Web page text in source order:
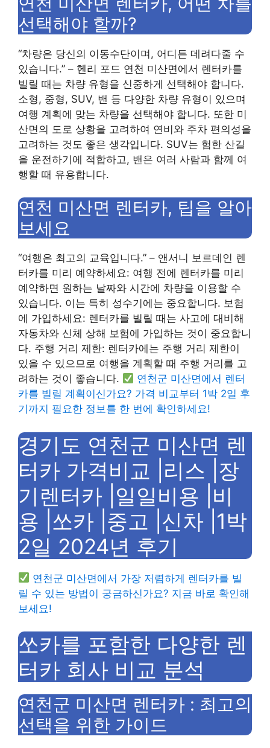
선택해야 할까?
“차량은 당신의 이동수단이며, 어디든 데려다줄 수
있습니다.” – 헨리 포드 연천 미산면에서 렌터카를
빌릴 때는 차량 유형을 신중하게 선택해야 합니다.
소형, 중형, SUV, 밴 등 다양한 차량 유형이 있으며
여행 계획에 맞는 차량을 선택해야 합니다. 또한 미
산면의 도로 상황을 고려하여 연비와 주차 편의성을
고려하는 것도 좋은 생각입니다. SUV는 험한 산길
을 운전하기에 적합하고, 밴은 여러 사람과 함께 여
행할 때 유용합니다.
연천 미산면 렌터카, 팁을 알아
보세요
“여행은 최고의 교육입니다.” – 앤서니 보르데인 렌
터카를 미리 예약하세요: 여행 전에 렌터카를 미리
예약하면 원하는 날짜와 시간에 차량을 이용할 수
있습니다. 이는 특히 성수기에는 중요합니다. 보험
에 가입하세요: 렌터카를 빌릴 때는 사고에 대비해
자동차와 신체 상해 보험에 가입하는 것이 중요합니
다. 주행 거리 제한: 렌터카에는 주행 거리 제한이
있을 수 있으므로 여행을 계획할 때 주행 거리를 고
려하는 것이 좋습니다.
연천군 미산면에서 렌터
카를 빌릴 계획이신가요? 가격 비교부터 1박 2일 후
기까지 필요한 정보를 한 번에 확인하세요!
경기도 연천군 미산면 렌
터카 가격비교 |리스 |장
기렌터카 |일일비용 |비
용 |쏘카 |중고 |신차 |1박
2일 2024년 후기
연천군 미산면에서 가장 저렴하게 렌터카를 빌
릴 수 있는 방법이 궁금하신가요? 지금 바로 확인해
보세요!
쏘카를 포함한 다양한 렌
터카 회사 비교 분석
연천군 미산면 렌터카 : 최고의
선택을 위한 가이드